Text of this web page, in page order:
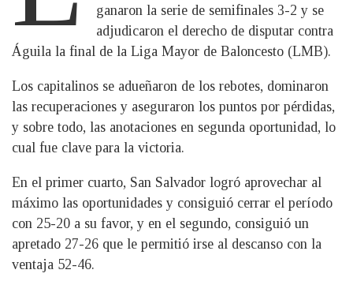
ganaron la serie de semifinales 3-2 y se
adjudicaron el derecho de disputar contra
Águila la final de la Liga Mayor de Baloncesto (LMB).
Los capitalinos se adueñaron de los rebotes, dominaron
las recuperaciones y aseguraron los puntos por pérdidas,
y sobre todo, las anotaciones en segunda oportunidad, lo
cual fue clave para la victoria.
En el primer cuarto, San Salvador logró aprovechar al
máximo las oportunidades y consiguió cerrar el período
con 25-20 a su favor, y en el segundo, consiguió un
apretado 27-26 que le permitió irse al descanso con la
ventaja 52-46.